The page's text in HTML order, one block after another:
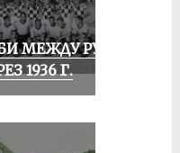
МЕЖДУ РУСЕ
1936 Г.